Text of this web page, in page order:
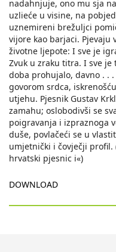
DOWNLOAD